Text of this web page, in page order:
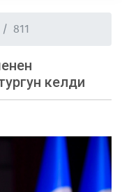
811
келди